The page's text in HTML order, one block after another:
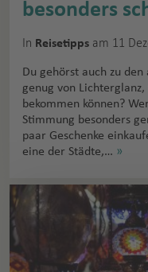
besonders
In Reisetipps am 11
Du gehörst auch zu
genug von
bekommen können?
Stimmung besonders
paar Geschenke
eine der Städte,… »